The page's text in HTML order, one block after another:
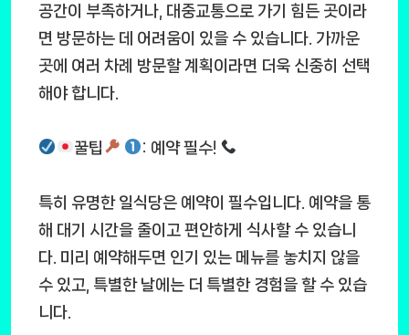
공간이 부족하거나, 대중교통으로 가기 힘든 곳이라
면 방문하는 데 어려움이 있을 수 있습니다. 가까운
곳에 여러 차례 방문할 계획이라면 더욱 신중히 선택
해야 합니다.
꿀팁 : 예약 필수!
특히 유명한 일식당은 예약이 필수입니다. 예약을 통
해 대기 시간을 줄이고 편안하게 식사할 수 있습니
다. 미리 예약해두면 인기 있는 메뉴를 놓치지 않을
수 있고, 특별한 날에는 더 특별한 경험을 할 수 있습
니다.